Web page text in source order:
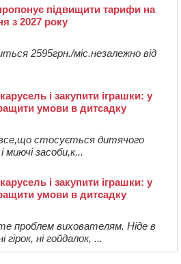
підвищити тарифи на
з 2027 року
2595грн./міс.незалежно від
і закупити іграшки: у
умови в дитсадку
все,що стосується дитячого
миючі засоби,к...
і закупити іграшки: у
умови в дитсадку
проблем вихователям. Ніде в
гірок, ні гойдалок, ...